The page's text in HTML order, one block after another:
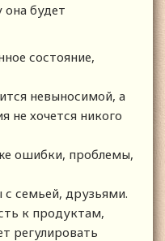
она будет
состояние,
невыносимой, а
не хочется никого
ошибки, проблемы,
семьей, друзьями.
к продуктам,
регулировать